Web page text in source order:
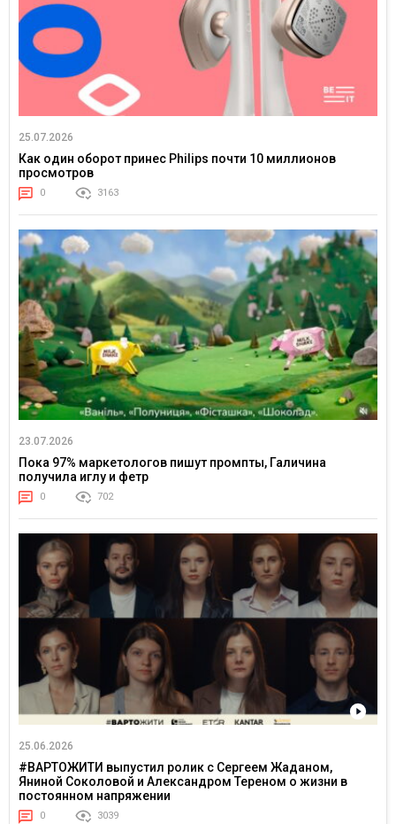
25.07.2026
Как один оборот принес Philips почти 10 миллионов
просмотров
0 3163
23.07.2026
Пока 97% маркетологов пишут промпты, Галичина
получила иглу и фетр
0 702
25.06.2026
#ВАРТОЖИТИ выпустил ролик с Сергеем Жаданом,
Яниной Соколовой и Александром Тереном о жизни в
постоянном напряжении
0 3039